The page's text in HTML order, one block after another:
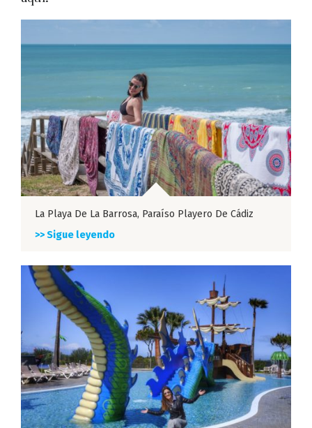
La Playa De La Barrosa, Paraíso Playero De Cádiz
>> Sigue leyendo